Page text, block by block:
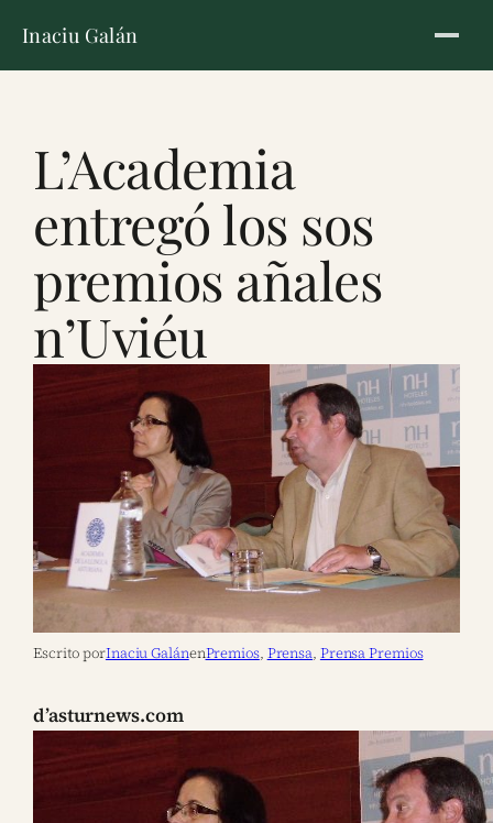
Inaciu Galán
L’Academia
entregó los sos
premios añales
n’Uviéu
Escrito porInaciu GalánenPremios, Prensa, Prensa Premios
d’asturnews.com